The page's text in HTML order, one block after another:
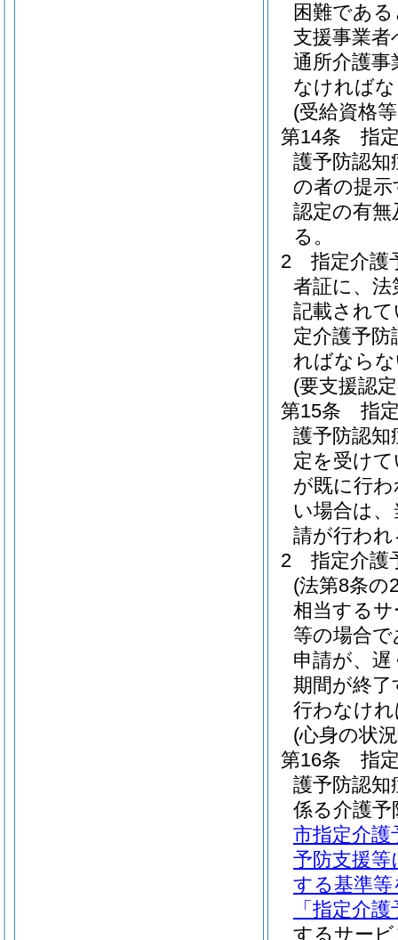
困難であ
支援事業者
通所介護
なければ
(受給資格
第14条
指
護予防認
の者の提
認定の有
る。
2
指定介護
者証に、法
記載され
定介護予
ればなら
(要支援認
第15条
指
護予防認知
定を受け
が既に行
い場合は
請が行わ
2
指定介護
(法第8条の
相当する
等の場合
申請が、
期間が終
行わなけ
(心身の状
第16条
指
護予防認
係る介護
市指定介護
予防支援
する基準
「指定介
するサー